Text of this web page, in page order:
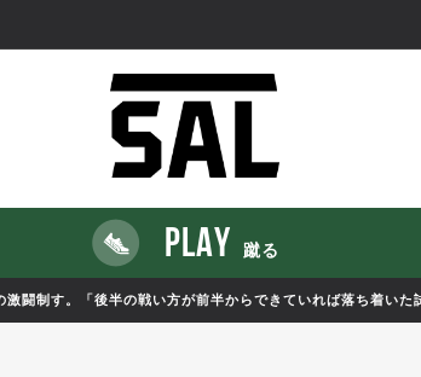
PLAY 蹴る
闘制す。「後半の戦い方が前半からできていれば落ち着いた